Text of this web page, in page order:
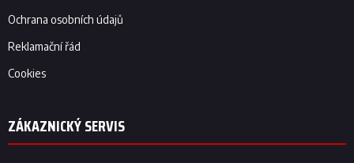
Ochrana osobních údajů
Reklamační řád
Cookies